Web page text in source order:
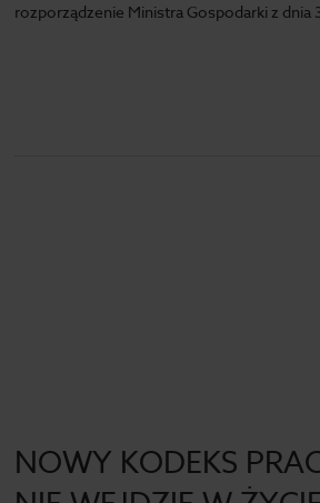
rozporządzenie Ministra Gospodarki z dnia
NOWY KODEKS